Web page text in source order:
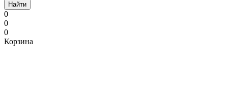
Найти
0
0
0
Корзина